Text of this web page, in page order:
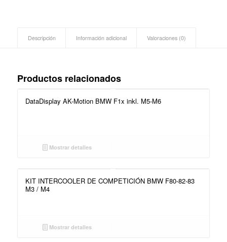
Descripción Información adicional Valoraciones (0)
Productos relacionados
DataDisplay AK-Motion BMW F1x inkl. M5-M6
Mostrar detalles
KIT INTERCOOLER DE COMPETICIÓN BMW F80-82-83
M3 / M4
Mostrar detalles